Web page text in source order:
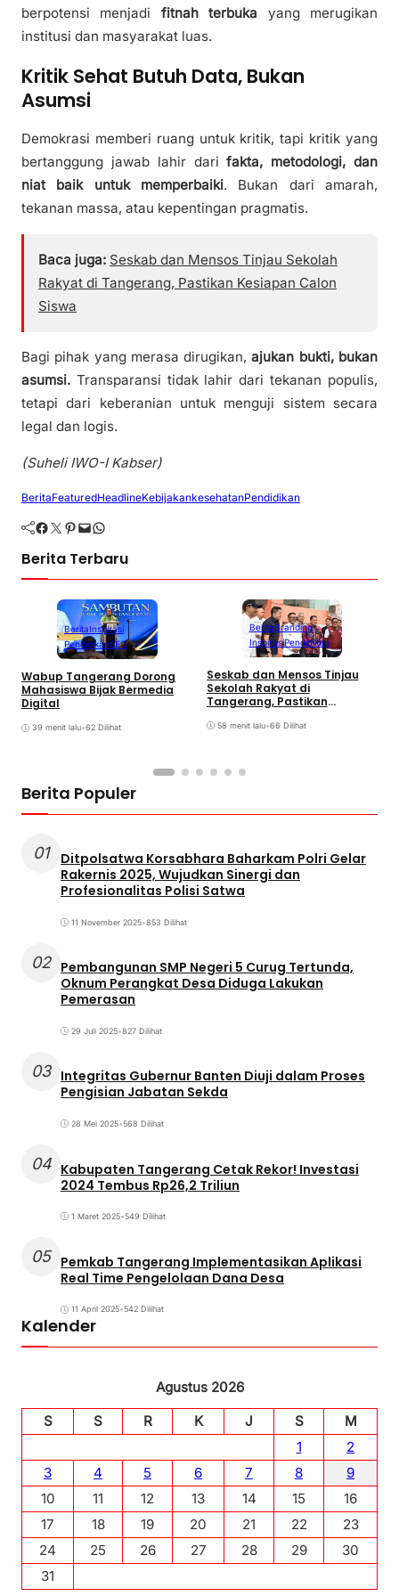
berpotensi menjadi fitnah terbuka yang merugikan
institusi dan masyarakat luas.
Kritik Sehat Butuh Data, Bukan
Asumsi
Demokrasi memberi ruang untuk kritik, tapi kritik yang
bertanggung jawab lahir darifakta, metodologi, dan
niat baik untuk memperbaiki. Bukan dari amarah,
tekanan massa, atau kepentingan pragmatis.
Baca juga: Seskab dan Mensos Tinjau Sekolah
Rakyat di Tangerang, Pastikan Kesiapan Calon
Siswa
Bagi pihak yang merasa dirugikan,ajukan bukti, bukan
asumsi. Transparansi tidak lahir dari tekanan populis,
tetapi dari keberanian untuk menguji sistem secara
legal dan logis.
(Suheli IWO-I Kabser)
BeritaFeaturedHeadlineKebijakankesehatanPendidikan
Facebook Twitter Pinterest Mail WhatsApp
Berita Terbaru
BeritaInspirasi
PendidikanSEO
Wabup Tangerang Dorong
Mahasiswa Bijak Bermedia
Digital
39 menit lalu•62 Dilihat
BeritaBranding
InspirasiPendidikan
Seskab dan Mensos Tinjau
Sekolah Rakyat di
Tangerang, Pastikan
58 menit lalu•66 Dilihat
Berita Populer
01
Ditpolsatwa Korsabhara Baharkam Polri Gelar
Rakernis 2025, Wujudkan Sinergi dan
Profesionalitas Polisi Satwa
11 November 2025•853 Dilihat
02 Pembangunan SMP Negeri 5 Curug Tertunda,
Oknum Perangkat Desa Diduga Lakukan
Pemerasan
29 Juli 2025•827 Dilihat
03 Integritas Gubernur Banten Diuji dalam Proses
Pengisian Jabatan Sekda
28 Mei 2025•568 Dilihat
04 Kabupaten Tangerang Cetak Rekor! Investasi
2024 Tembus Rp26,2 Triliun
1 Maret 2025•549 Dilihat
05 Pemkab Tangerang Implementasikan Aplikasi
Real Time Pengelolaan Dana Desa
11 April 2025•542 Dilihat
Kalender
Agustus 2026
S
S R K J S
M
1
2
3
4 5 6 7 8
9
10
11 12 13 14 15
16
17
18 19 20 21 22
23
24
25 26 27 28 29
30
31